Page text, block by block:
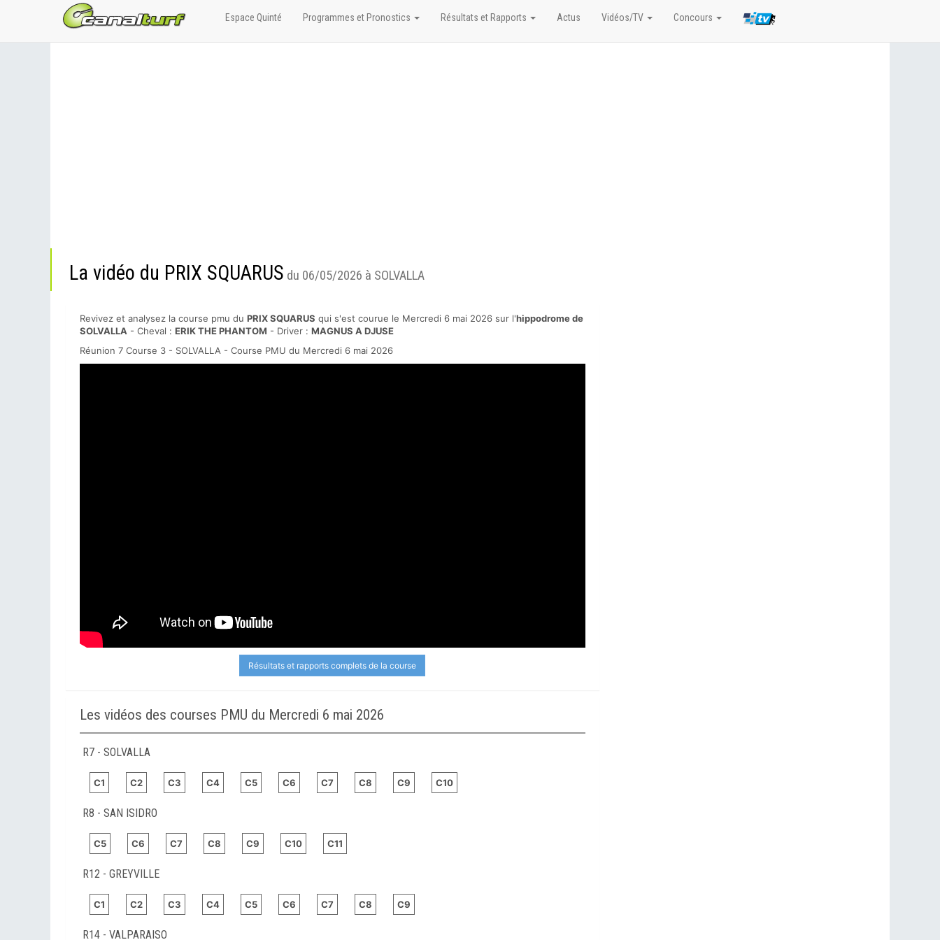
La vidéo du PRIX SQUARUS du 06/05/2026 à SOLVALLA
Revivez et analysez la course pmu du PRIX SQUARUS qui s'est courue le Mercredi 6 mai 2026 sur l'hippodrome de
SOLVALLA - Cheval : ERIK THE PHANTOM - Driver : MAGNUS A DJUSE
Réunion 7 Course 3 - SOLVALLA - Course PMU du Mercredi 6 mai 2026
Résultats et rapports complets de la course
Les vidéos des courses PMU du Mercredi 6 mai 2026
R7 - SOLVALLA
C1 C2 C3 C4 C5 C6 C7 C8 C9 C10
R8 - SAN ISIDRO
C5 C6 C7 C8 C9 C10 C11
R12 - GREYVILLE
C1 C2 C3 C4 C5 C6 C7 C8 C9
R14 - VALPARAISO
Espace Quinté Programmes et Pronostics Résultats et Rapports Actus Vidéos/TV Concours